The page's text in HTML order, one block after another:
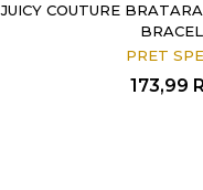
JUICY COUTURE
PRET
173,99